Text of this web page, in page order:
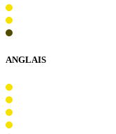
ANGLAIS